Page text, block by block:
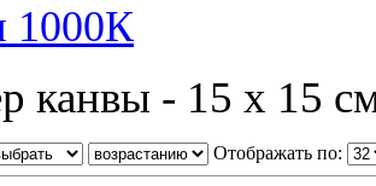
1000К
канвы - 15 х 15
Отображать по: